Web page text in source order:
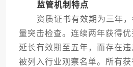
监管机制特点
资质证书有效期为三年，
量突击检查。连续两年获得
延长有效期至五年，而存在
被列入行业观察名单。所有